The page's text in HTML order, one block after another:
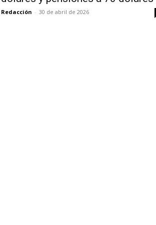
Redacción - 30 de abril de 2026